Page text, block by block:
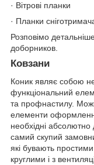
· Вітрові планки
· Планки
Розповімо
доборников.
Ковзани
Коник являє собою
функціональний
та профнастилу.
елементи
необхідні абсолютно
самий скупий
які бувають
круглими і з